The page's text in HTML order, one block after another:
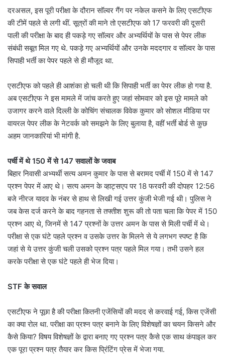
दरअसल, इस पूरी परीक्षा के दौरान सॉल्वर गैंग पर नकेल कसने के लिए एसटीएफ
की टीमें पहले से लगी थीं. सूत्रों की माने तो एसटीएफ को 17 फरवरी की दूसरी
पाली की परीक्षा के बाद ही पकड़े गए सॉल्वर और अभ्यर्थियों के पास से पेपर लीक
संबंधी सबूत मिल गए थे. पकड़े गए अभ्यर्थियों और उनके मददगार व सॉल्वर के पास
सिपाही भर्ती का पेपर पहले से ही मौजूद था.
एसटीएफ को पहले ही आशंका हो चली थी कि सिपाही भर्ती का पेपर लीक हो गया है.
अब एसटीएफ ने इस मामले में जांच करते हुए जहां सोमवार को इस पूरे मामले को
उजागर करने वाले दिल्ली के कोचिंग संचालक विवेक कुमार को सोशल मीडिया पर
वायरल पेपर लीक के नेटवर्क को समझने के लिए बुलाया है, वहीं भर्ती बोर्ड से कुछ
अहम जानकारियां भी मांगी है.
पर्ची में थे 150 में से 147 सवालों के जवाब
बिहार निवासी अभ्यर्थी सत्य अमन कुमार के पास से बरामद पर्ची में 150 में से 147
प्रश्न पेपर में आए थे। सत्य अमन के व्हाट्सएप पर 18 फरवरी की दोपहर 12:56
बजे नीरज यादव के नंबर से हाथ से लिखी गई उत्तर कुंजी भेजी गई थी। पुलिस ने
जब केस दर्ज करने के बाद गहनता से तफ्तीश शुरू की तो पता चला कि पेपर में 150
प्रश्न आए थे, जिनमें से 147 प्रश्नों के उत्तर अमन के पास से मिली पर्ची में थे।
परीक्षा से एक घंटे पहले प्रश्न व उसके उत्तर के मिलने से ये लगभग स्पष्ट है कि
जहां से ये उत्तर कुंजी चली उसको प्रश्न पत्र पहले मिल गया। तभी उसने हल
करके परीक्षा से एक घंटे पहले ही भेज दिया।
STF के सवाल
एसटीएफ ने पूछा है की परीक्षा कितनी एजेंसियों की मदद से करवाई गई, किस एजेंसी
का क्या रोल था. परीक्षा का प्रश्न पत्र बनाने के लिए विशेषज्ञों का चयन किसने और
कैसे किया? विषय विशेषज्ञों के द्वारा बनाए गए प्रश्न पत्र कैसे एक साथ कंपाइल कर
एक पूरा प्रश्न पत्र तैयार कर किस प्रिंटिंग प्रेस में भेजा गया.